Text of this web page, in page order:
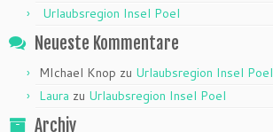
Urlaubsregion Insel Poel
Neueste Kommentare
MIchael Knop zu Urlaubsregion Insel Poel
Laura zu Urlaubsregion Insel Poel
Archiv